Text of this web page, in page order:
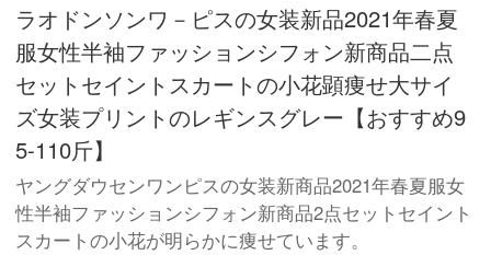
ラオドンソンワ－ピスの女装新品2021年春夏
服女性半袖ファッションシフォン新商品二点
セットセイントスカートの小花顕痩せ大サイ
ズ女装プリントのレギンスグレー【おすすめ9
5-110斤】
ヤングダウセンワンピスの女装新商品2021年春夏服女
性半袖ファッションシフォン新商品2点セットセイント
スカートの小花が明らかに痩せています。